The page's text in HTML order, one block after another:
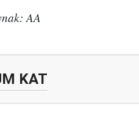
AA
KAT